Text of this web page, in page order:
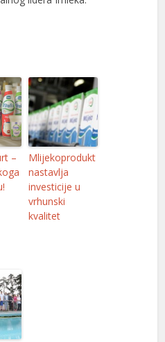
–
Mlijekoprodukt
nastavlja
investicije u
vrhunski
kvalitet